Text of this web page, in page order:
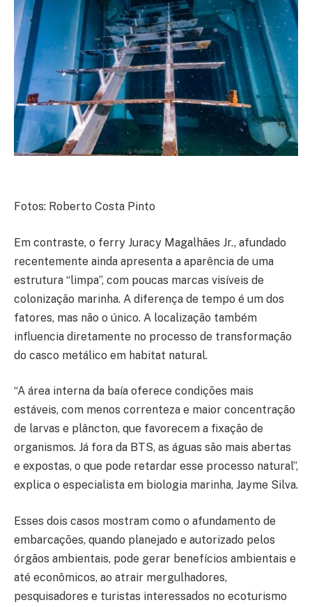
Fotos: Roberto Costa Pinto
Em contraste, o ferry Juracy Magalhães Jr., afundado
recentemente ainda apresenta a aparência de uma
estrutura “limpa”, com poucas marcas visíveis de
colonização marinha. A diferença de tempo é um dos
fatores, mas não o único. A localização também
influencia diretamente no processo de transformação
do casco metálico em habitat natural.
“A área interna da baía oferece condições mais
estáveis, com menos correnteza e maior concentração
de larvas e plâncton, que favorecem a fixação de
organismos. Já fora da BTS, as águas são mais abertas
e expostas, o que pode retardar esse processo natural”,
explica o especialista em biologia marinha, Jayme Silva.
Esses dois casos mostram como o afundamento de
embarcações, quando planejado e autorizado pelos
órgãos ambientais, pode gerar benefícios ambientais e
até econômicos, ao atrair mergulhadores,
pesquisadores e turistas interessados no ecoturismo